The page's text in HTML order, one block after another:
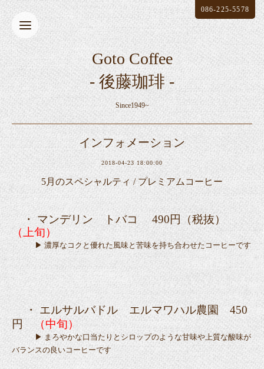
Goto Coffee
- 後藤珈琲 -
Since1949~
086-225-5578
インフォメーション
2018-04-23 18:00:00
5月のスペシャルティ / プレミアムコーヒー
・ マンデリン トバコ 490円（税抜）
（上旬）
▶ 濃厚なコクと優れた風味と苦味を持ち合わせたコーヒーです
・ エルサルバドル エルマワハル農園 450
円 （中旬）
▶ まろやかな口当たりとシロップのような甘味や上質な酸味が
バランスの良いコーヒーです